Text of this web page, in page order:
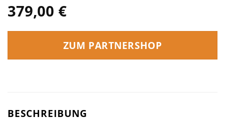
379,00 €
ZUM PARTNERSHOP
BESCHREIBUNG